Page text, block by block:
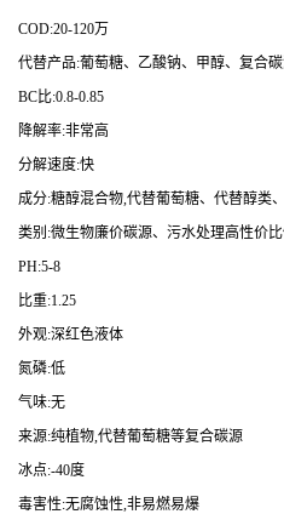
COD:20-120万
代替产品:葡萄糖、乙酸钠、甲醇、复合
BC比:0.8-0.85
降解率:非常高
分解速度:快
成分:糖醇混合物,代替葡萄糖、代替醇类
类别:微生物廉价碳源、污水处理高性价
PH:5-8
比重:1.25
外观:深红色液体
氮磷:低
气味:无
来源:纯植物,代替葡萄糖等复合碳源
冰点:-40度
毒害性:无腐蚀性,非易燃易爆